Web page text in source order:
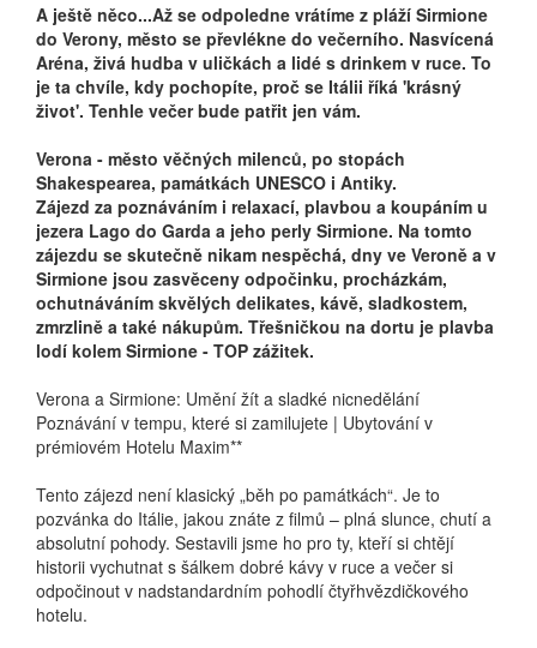
A ještě něco...Až se odpoledne vrátíme z pláží Sirmione
do Verony, město se převlékne do večerního. Nasvícená
Aréna, živá hudba v uličkách a lidé s drinkem v ruce. To
je ta chvíle, kdy pochopíte, proč se Itálii říká 'krásný
život'. Tenhle večer bude patřit jen vám.
Verona - město věčných milenců, po stopách
Shakespearea, památkách UNESCO i Antiky.
Zájezd za poznáváním i relaxací, plavbou a koupáním u
jezera Lago do Garda a jeho perly Sirmione. Na tomto
zájezdu se skutečně nikam nespěchá, dny ve Veroně a v
Sirmione jsou zasvěceny odpočinku, procházkám,
ochutnáváním skvělých delikates, kávě, sladkostem,
zmrzlině a také nákupům. Třešničkou na dortu je plavba
lodí kolem Sirmione - TOP zážitek.
Verona a Sirmione: Umění žít a sladké nicnedělání
Poznávání v tempu, které si zamilujete | Ubytování v
prémiovém Hotelu Maxim**
Tento zájezd není klasický „běh po památkách“. Je to
pozvánka do Itálie, jakou znáte z filmů – plná slunce, chutí a
absolutní pohody. Sestavili jsme ho pro ty, kteří si chtějí
historii vychutnat s šálkem dobré kávy v ruce a večer si
odpočinout v nadstandardním pohodlí čtyřhvězdičkového
hotelu.